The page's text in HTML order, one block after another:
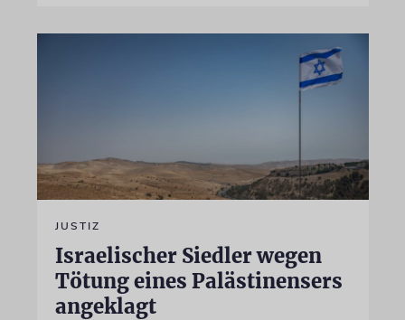
JUSTIZ
Israelischer Siedler wegen
Tötung eines Palästinensers
angeklagt